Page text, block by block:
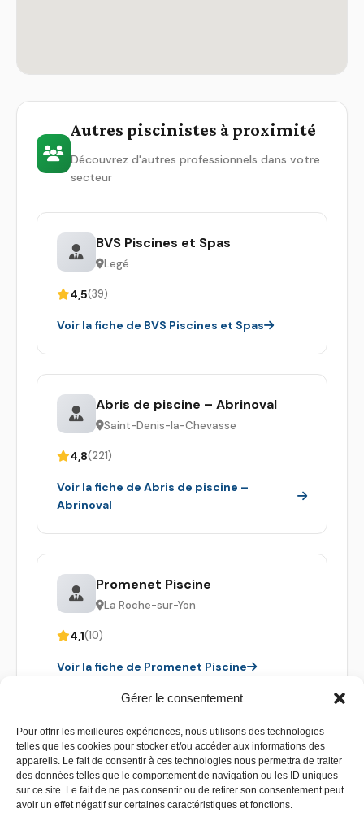
Gérer le consentement
Pour offrir les meilleures expériences, nous utilisons des technologies
telles que les cookies pour stocker et/ou accéder aux informations des
appareils. Le fait de consentir à ces technologies nous permettra de traiter
des données telles que le comportement de navigation ou les ID uniques
sur ce site. Le fait de ne pas consentir ou de retirer son consentement peut
avoir un effet négatif sur certaines caractéristiques et fonctions.
Autres piscinistes à proximité
Découvrez d'autres professionnels dans votre
secteur
BVS Piscines et Spas
Legé
4,5(39)
Voir la fiche de BVS Piscines et Spas
Abris de piscine – Abrinoval
Saint-Denis-la-Chevasse
4,8(221)
Voir la fiche de Abris de piscine –
Abrinoval
Promenet Piscine
La Roche-sur-Yon
4,1(10)
Voir la fiche de Promenet Piscine